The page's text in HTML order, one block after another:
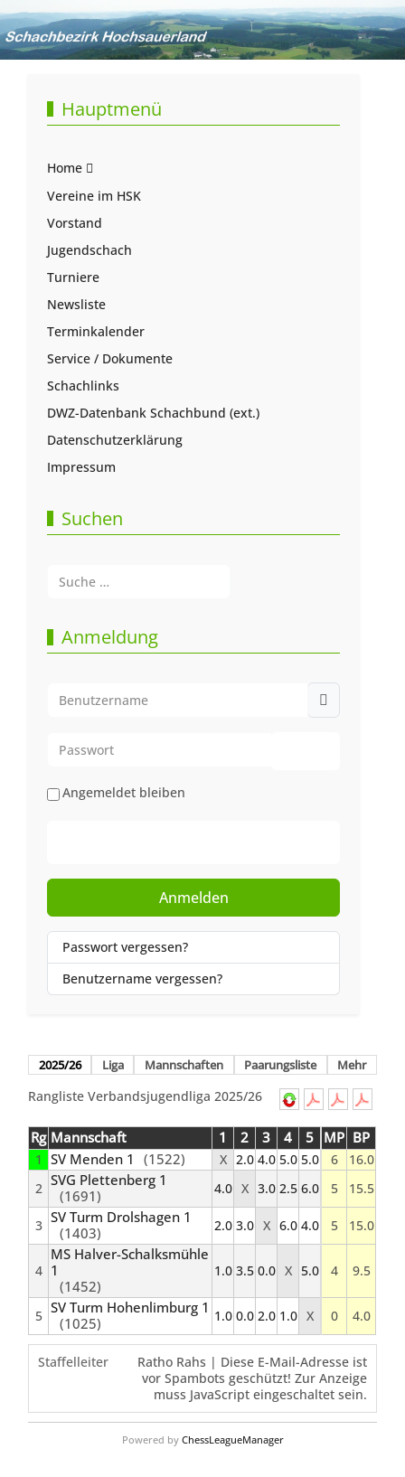
Hauptmenü
Home
Vereine im HSK
Vorstand
Jugendschach
Turniere
Newsliste
Terminkalender
Service / Dokumente
Schachlinks
DWZ-Datenbank Schachbund (ext.)
Datenschutzerklärung
Impressum
Suchen
Anmeldung
Angemeldet bleiben
Anmelden
Passwort vergessen?
Benutzername vergessen?
2025/26 Liga Mannschaften Paarungsliste Mehr
Rangliste Verbandsjugendliga 2025/26
Rg Mannschaft 1 2 3 4 5 MP BP
1 SV Menden 1 (1522) X 2.0 4.0 5.0 5.0 6
16.0
2 SVG Plettenberg 1
(1691)
4.0 X 3.0 2.5 6.0 5 15.5
3 SV Turm Drolshagen 1
(1403)
2.0 3.0 X 6.0 4.0 5 15.0
4
MS Halver-Schalksmühle
1
(1452)
1.0 3.5 0.0 X 5.0 4 9.5
5 SV Turm Hohenlimburg 1
(1025)
1.0 0.0 2.0 1.0 X 0 4.0
Staffelleiter Ratho Rahs | Diese E-Mail-Adresse ist
vor Spambots geschützt! Zur Anzeige
muss JavaScript eingeschaltet sein.
Powered by ChessLeagueManager